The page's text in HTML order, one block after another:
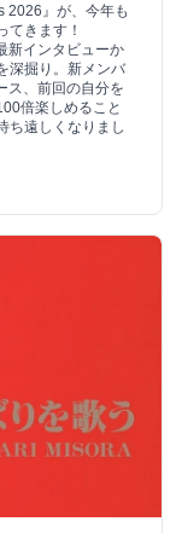
2026』が、今年も
てきます！
新インタビューか
深掘り。新メンバ
ス、前回の自分を
倍楽しめること
ち遠しくなりまし